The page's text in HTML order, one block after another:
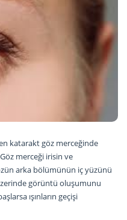
katarakt göz merceğinde
merceği irisin ve
arka bölümünün iç yüzünü
görüntü oluşumunu
ışınların geçişi